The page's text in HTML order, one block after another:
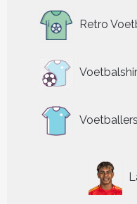
Retro
Voetballers